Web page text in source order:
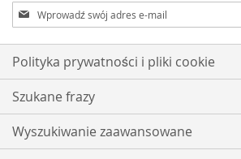
Subskrybuj
nasz
newsletter:
Polityka prywatności i pliki cookie
Szukane frazy
Wyszukiwanie zaawansowane